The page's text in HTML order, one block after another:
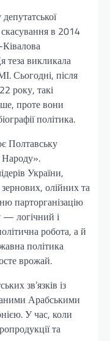
в 2014
теза викликала
Сьогодні, після
року, такі
проте вони
політика.
Полтавську
Народу».
України,
олійних та
парторганізацію
— логічний і
робота, а й
політика
врожай.
зв’язків із
Арабськими
У час, коли
та